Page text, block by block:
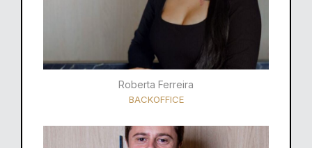
Roberta Ferreira
BACKOFFICE